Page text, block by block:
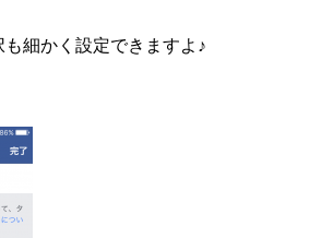
細かく設定できますよ♪